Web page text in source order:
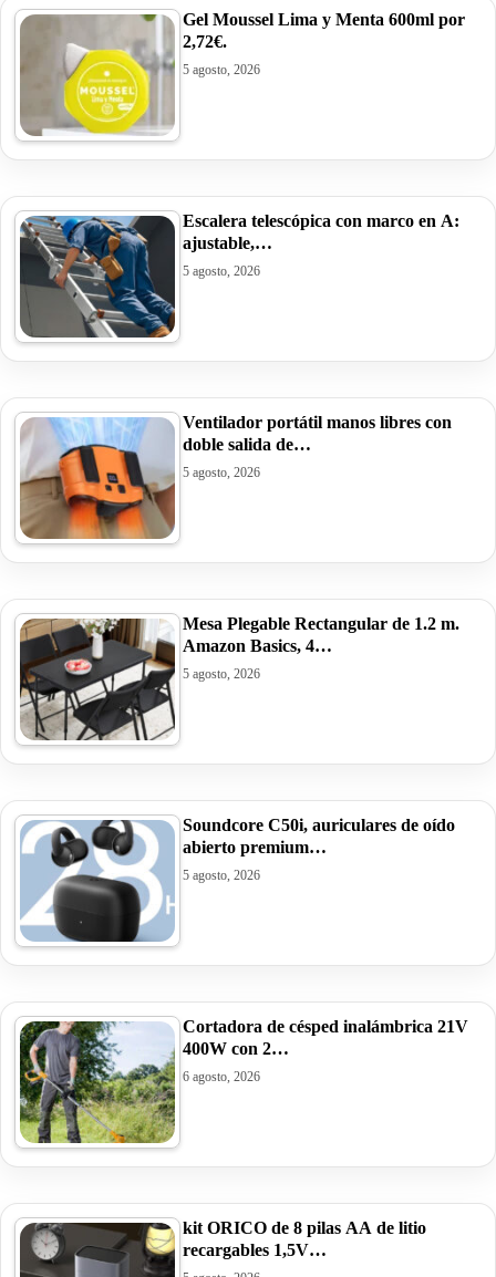
Gel Moussel Lima y Menta 600ml por
2,72€.
5 agosto, 2026
Escalera telescópica con marco en A:
ajustable,…
5 agosto, 2026
Ventilador portátil manos libres con
doble salida de…
5 agosto, 2026
Mesa Plegable Rectangular de 1.2 m.
Amazon Basics, 4…
5 agosto, 2026
Soundcore C50i, auriculares de oído
abierto premium…
5 agosto, 2026
Cortadora de césped inalámbrica 21V
400W con 2…
6 agosto, 2026
kit ORICO de 8 pilas AA de litio
recargables 1,5V…